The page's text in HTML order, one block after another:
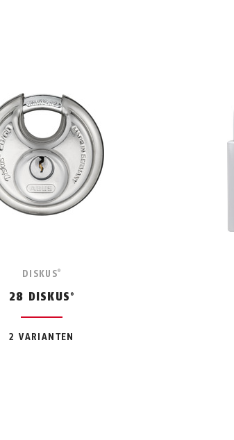
DISKUS®
28 DISKUS ®
2 VARIANTEN